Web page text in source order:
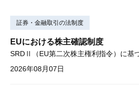
証券・金融取引の法制度
EUにおける株主確認制度
2026年08月07日